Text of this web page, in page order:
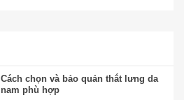
Cách chọn và bảo quản thắt lưng da
nam phù hợp